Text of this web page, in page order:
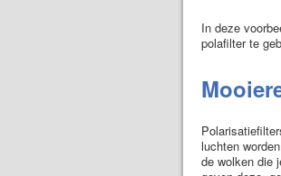
In deze
polafilter te
luchten worden
de wolken die